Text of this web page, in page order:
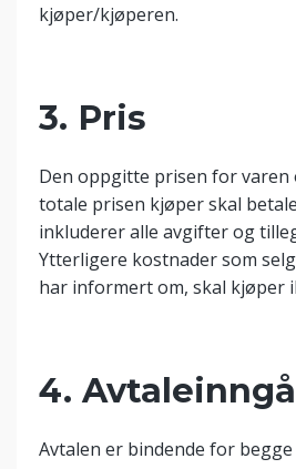
kjøper/kjøperen.
3. Pris
Den oppgitte prisen for varen
totale prisen kjøper skal
inkluderer alle avgifter og
Ytterligere kostnader som
har informert om, skal kjøper
4.
Avtalen er bindende for